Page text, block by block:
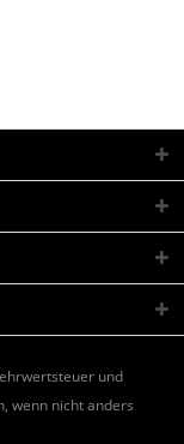
und
wenn nicht anders